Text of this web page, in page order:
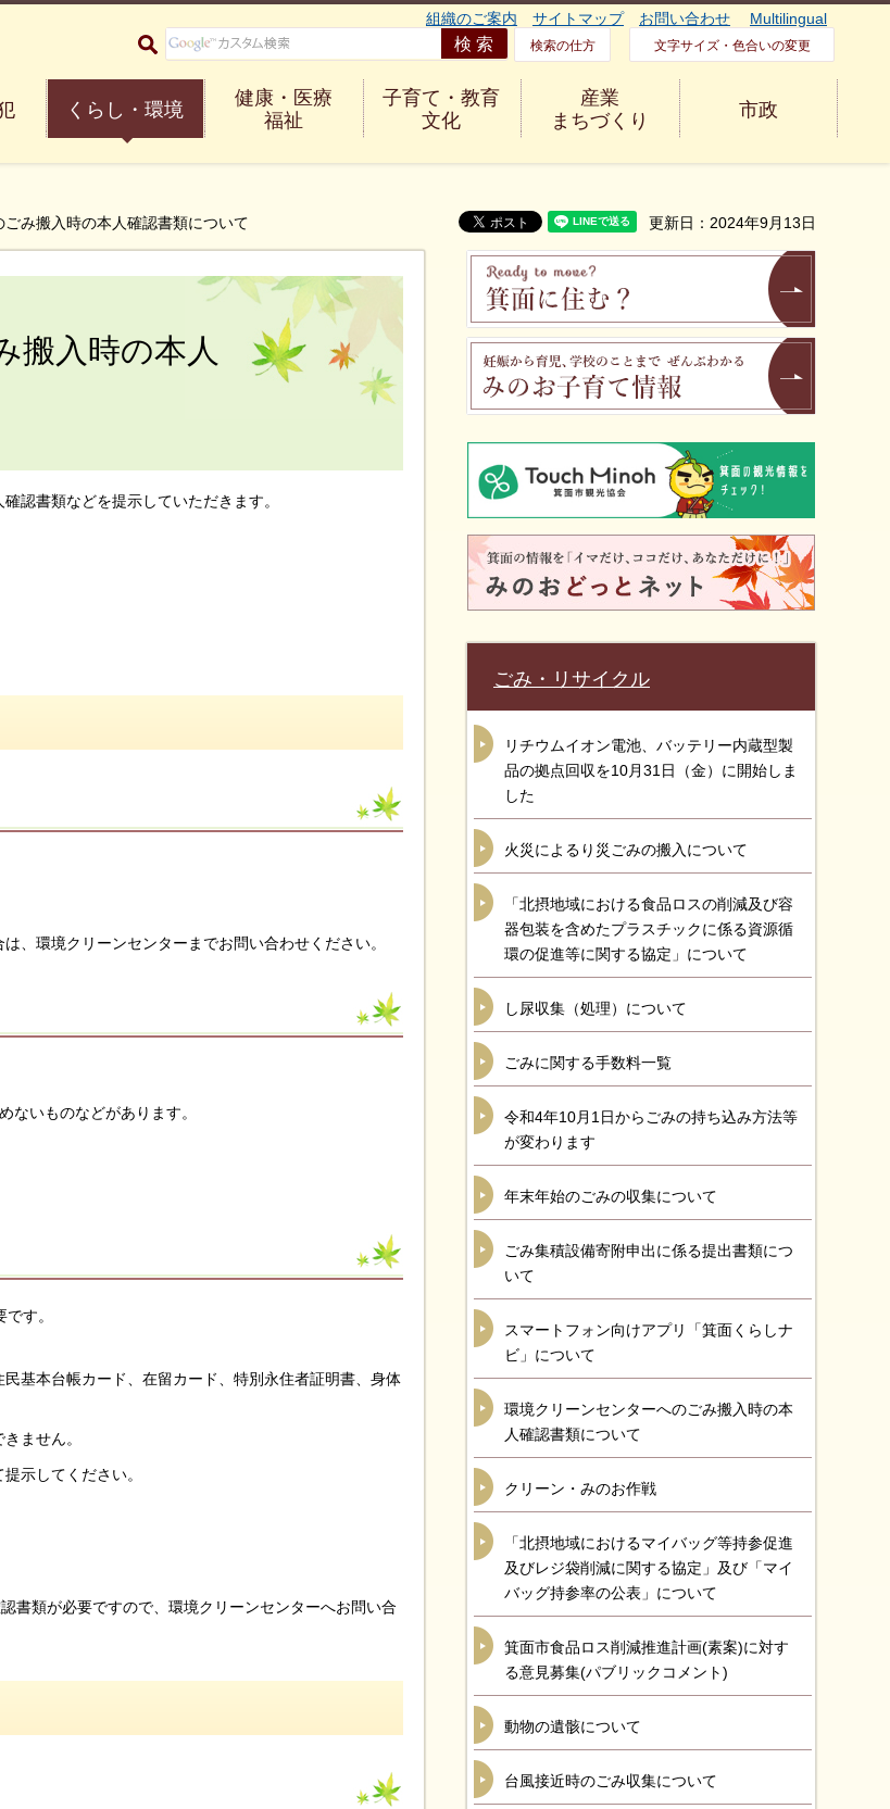
Minoh City
組織のご案内 サイトマップ お問い合わせ Multilingual
検索の仕方 文字サイズ・色合いの変更
くらし・環境
健康・医療
福祉
子育て・教育
文化
産業
まちづくり
市政
み搬入時の本人確認書類について 更新日：2024年9月13日
搬入時の本人
認書類などを提示していただきます。
、環境クリーンセンターまでお問い合わせください。
ないものなどがあります。
す。
基本台帳カード、在留カード、特別永住者証明書、身体
ません。
示してください。
書類が必要ですので、環境クリーンセンターへお問い合
ごみ・リサイクル
リチウムイオン電池、バッテリー内蔵型製
品の拠点回収を10月31日（金）に開始しま
した
火災によるり災ごみの搬入について
「北摂地域における食品ロスの削減及び容
器包装を含めたプラスチックに係る資源循
環の促進等に関する協定」について
し尿収集（処理）について
ごみに関する手数料一覧
令和4年10月1日からごみの持ち込み方法等
が変わります
年末年始のごみの収集について
ごみ集積設備寄附申出に係る提出書類につ
いて
スマートフォン向けアプリ「箕面くらしナ
ビ」について
環境クリーンセンターへのごみ搬入時の本
人確認書類について
クリーン・みのお作戦
「北摂地域におけるマイバッグ等持参促進
及びレジ袋削減に関する協定」及び「マイ
バッグ持参率の公表」について
箕面市食品ロス削減推進計画(素案)に対す
る意見募集(パブリックコメント)
動物の遺骸について
台風接近時のごみ収集について